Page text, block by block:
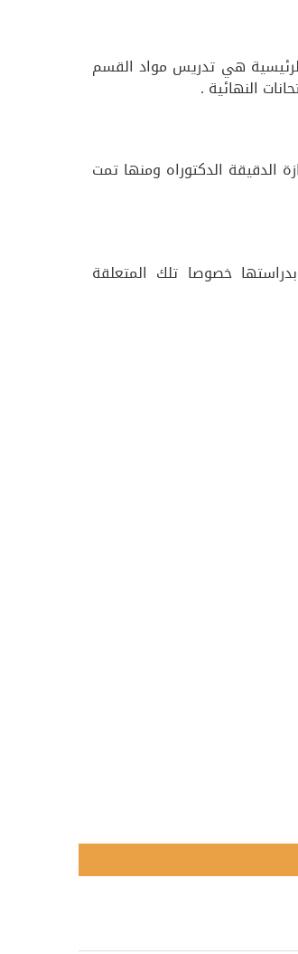
هي تدريس مواد القسم
النهائية .
الدقيقة الدكتوراه ومنها تمت
خصوصا تلك المتعلقة